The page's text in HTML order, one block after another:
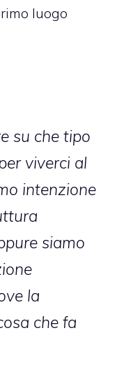
luogo
su che tipo
viverci al
intenzione
siamo
la
che fa